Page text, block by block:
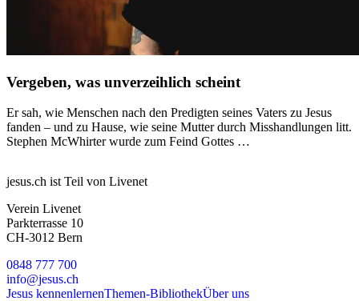
Vergeben, was unverzeihlich scheint
Er sah, wie Menschen nach den Predigten seines Vaters zu Jesus
fanden – und zu Hause, wie seine Mutter durch Misshandlungen litt.
Stephen McWhirter wurde zum Feind Gottes …
jesus.ch ist Teil von Livenet
Verein Livenet
Parkterrasse 10
CH-3012 Bern
0848 777 700
info@jesus.ch
Jesus kennenlernenThemen-BibliothekÜber uns